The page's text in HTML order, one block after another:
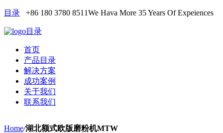
目录 +86 180 3780 8511We Hava More 35 Years Of Expeiences
目录
首页
产品目录
解决方案
成功案例
关于我们
联系我们
Home/湖北额式欧版磨粉机MTW